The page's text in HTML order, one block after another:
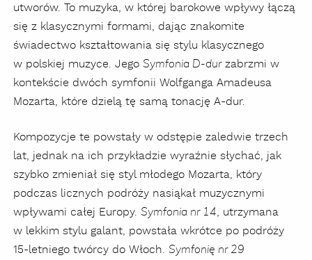
utworów. To muzyka, w której barokowe wpływy łączą
się z klasycznymi formami, dając znakomite
świadectwo kształtowania się stylu klasycznego
w polskiej muzyce. Jego Symfonia D-durzabrzmi w
kontekście dwóch symfonii Wolfganga Amadeusa
Mozarta, które dzielą tę samą tonację A-dur.
Kompozycje te powstały w odstępie zaledwie trzech
lat, jednak na ich przykładzie wyraźnie słychać, jak
szybko zmieniał się styl młodego Mozarta, który
podczas licznych podróży nasiąkał muzycznymi
wpływami całej Europy. Symfonia nr 14, utrzymana
w lekkim stylu galant, powstała wkrótce po podróży
15-letniego twórcy do Włoch. Symfonię nr 29